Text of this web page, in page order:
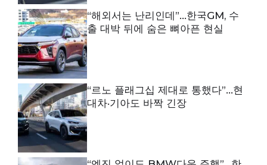
“해외서는 난리인데”…한국GM, 수
출 대박 뒤에 숨은 뼈아픈 현실
“르노 플래그십 제대로 통했다”…현
대차·기아도 바짝 긴장